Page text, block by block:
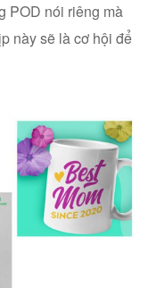
POD nói riêng mà
này sẽ là cơ hội để